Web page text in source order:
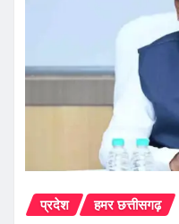
प्रदेश हमर छत्तीसगढ़